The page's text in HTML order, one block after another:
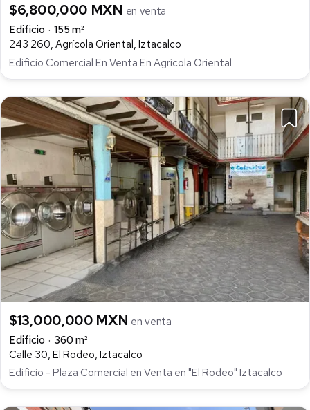
$6,800,000 MXN en venta
Edificio
155 m²
243 260, Agrícola Oriental, Iztacalco
Edificio Comercial En Venta En Agrícola Oriental
$13,000,000 MXN en venta
Edificio
360 m²
Calle 30, El Rodeo, Iztacalco
Edificio - Plaza Comercial en Venta en "El Rodeo" Iztacalco